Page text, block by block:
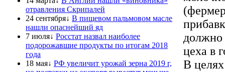
отравления Скрипалей
24 сентября↓ В пищевом пальмовом масле
нашли опаснейший яд
7 июля↓ Росстат назвал наиболее
подорожавшие продукты по итогам 2018
года
18 мая↓ РФ увеличит урожай зерна 2019 г,
должно
цеха в
В